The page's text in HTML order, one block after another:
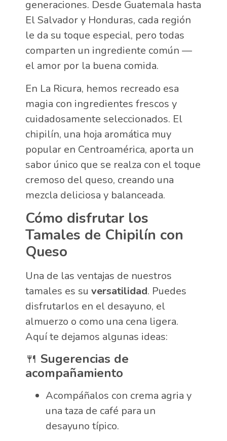
generaciones. Desde Guatemala hasta
El Salvador y Honduras, cada región
le da su toque especial, pero todas
comparten un ingrediente común —
el amor por la buena comida.
En La Ricura, hemos recreado esa
magia con ingredientes frescos y
cuidadosamente seleccionados. El
chipilín, una hoja aromática muy
popular en Centroamérica, aporta un
sabor único que se realza con el toque
cremoso del queso, creando una
mezcla deliciosa y balanceada.
Cómo disfrutar los
Tamales de Chipilín con
Queso
Una de las ventajas de nuestros
tamales es su versatilidad. Puedes
disfrutarlos en el desayuno, el
almuerzo o como una cena ligera.
Aquí te dejamos algunas ideas:
🍴 Sugerencias de
acompañamiento
Acompáñalos con crema agria y
una taza de café para un
desayuno típico.